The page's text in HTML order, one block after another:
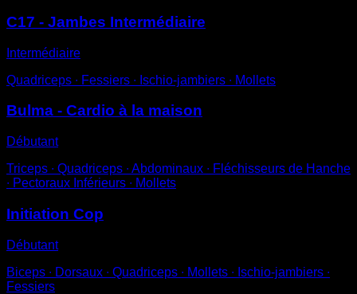
C17 - Jambes Intermédiaire
Intermédiaire
Quadriceps ∙ Fessiers ∙ Ischio-jambiers ∙ Mollets
Bulma - Cardio à la maison
Débutant
Triceps ∙ Quadriceps ∙ Abdominaux ∙ Fléchisseurs de Hanche
∙ Pectoraux Inférieurs ∙ Mollets
Initiation Cop
Débutant
Biceps ∙ Dorsaux ∙ Quadriceps ∙ Mollets ∙ Ischio-jambiers ∙
Fessiers